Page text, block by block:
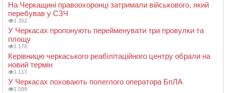
На Черкащині правоохоронці затримали військового, який
перебував у СЗЧ
1 352
У Черкасах пропонують перейменувати три провулки та
площу
1 178
Керівницю черкаського реабілітаційного центру обрали на
новий термін
1 117
У Черкасах поховають полеглого оператора БпЛА
1 099